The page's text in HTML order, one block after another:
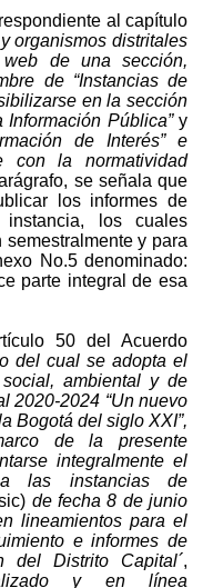
al capítulo
organismos distritales
de una sección,
de “Instancias de
en la sección
Pública”y
de Interés” e
con la normatividad
se señala que
los informes de
los cuales
semestralmente y para
No.5 denominado:
parte integral de esa
50 del Acuerdo
del cual se adopta el
ambiental y de
2020-2024 “Un nuevo
Bogotá del siglo XXI”,
de la presente
integralmente el
las instancias de
de fecha 8 de junio
lineamientos para el
e informes de
del Distrito Capital´,
y en línea